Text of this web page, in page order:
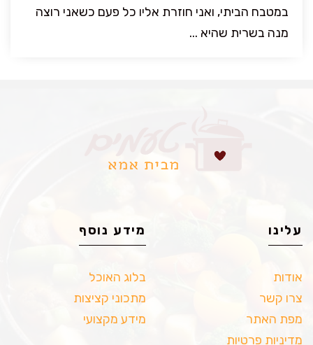
במטבח הביתי, ואני חוזרת אליו כל פעם כשאני רוצה
מנה בשרית שהיא ...
עלינו
אודות
צרו קשר
מפת האתר
מדיניות פרטיות
מידע נוסף
בלוג האוכל
מתכוני קציצות
מידע מקצועי